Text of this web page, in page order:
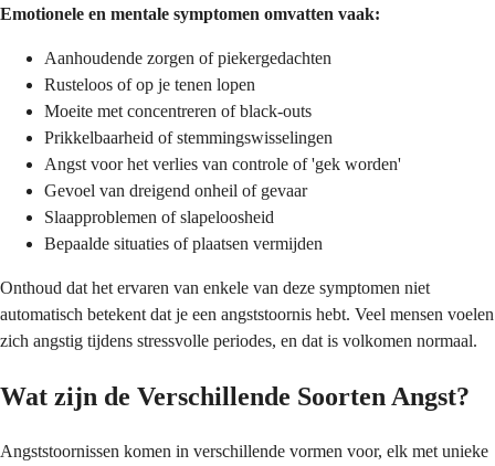
Emotionele en mentale symptomen omvatten vaak:
Aanhoudende zorgen of piekergedachten
Rusteloos of op je tenen lopen
Moeite met concentreren of black-outs
Prikkelbaarheid of stemmingswisselingen
Angst voor het verlies van controle of 'gek worden'
Gevoel van dreigend onheil of gevaar
Slaapproblemen of slapeloosheid
Bepaalde situaties of plaatsen vermijden
Onthoud dat het ervaren van enkele van deze symptomen niet
automatisch betekent dat je een angststoornis hebt. Veel mensen voelen
zich angstig tijdens stressvolle periodes, en dat is volkomen normaal.
Wat zijn de Verschillende Soorten Angst?
Angststoornissen komen in verschillende vormen voor, elk met unieke